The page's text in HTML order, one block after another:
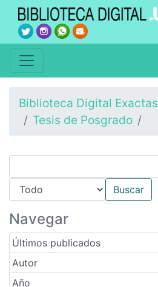
Biblioteca Digital Exactas
Tesis de Posgrado
Navegar
Últimos publicados
Autor
Año